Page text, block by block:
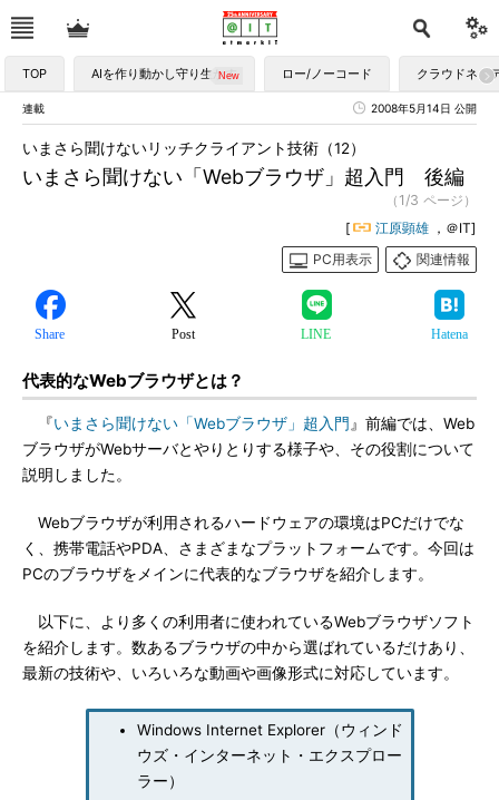
TOP AIを作り動かし守り生かす ロー/ノーコード クラウドネイ
連載 2008年5月14日 公開
いまさら聞けない「Webブラウザ」超入門 後編
いまさら聞けないリッチクライアント技術（12）
（1/3 ページ）
[
江原顕雄 ，＠IT]
PC用表示
関連情報
Share Post LINE Hatena
代表的なWebブラウザとは？
『いまさら聞けない「Webブラウザ」超入門 』前編では、Web
ブラウザがWebサーバとやりとりする様子や、その役割について
説明しました。
Webブラウザが利用されるハードウェアの環境はPCだけでな
く、携帯電話やPDA、さまざまなプラットフォームです。今回は
PCのブラウザをメインに代表的なブラウザを紹介します。
以下に、より多くの利用者に使われているWebブラウザソフト
を紹介します。数あるブラウザの中から選ばれているだけあり、
最新の技術や、いろいろな動画や画像形式に対応しています。
Windows Internet Explorer（ウィンド
ウズ・インターネット・エクスプロー
ラー）